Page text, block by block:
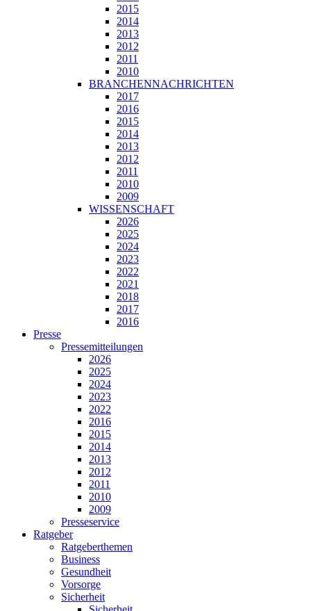
2015
2014
2013
2012
2011
2010
BRANCHENNACHRICHTEN
2017
2016
2015
2014
2013
2012
2011
2010
2009
WISSENSCHAFT
2026
2025
2024
2023
2022
2021
2018
2017
2016
Presse
Pressemitteilungen
2026
2025
2024
2023
2022
2016
2015
2014
2013
2012
2011
2010
2009
Presseservice
Ratgeber
Ratgeberthemen
Business
Gesundheit
Vorsorge
Sicherheit